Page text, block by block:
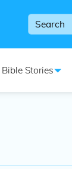
Bible Stories